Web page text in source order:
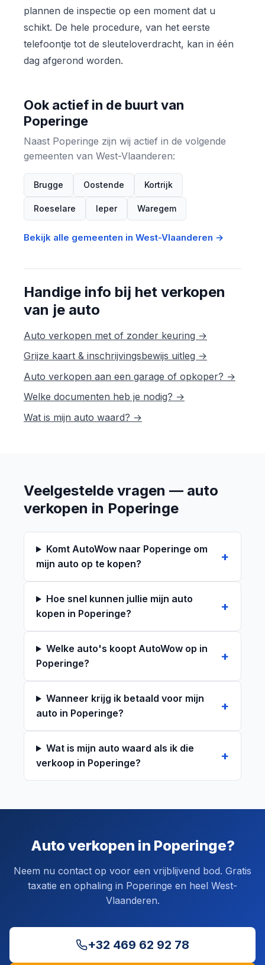
plannen de inspectie op een moment dat u
schikt. De hele procedure, van het eerste
telefoontje tot de sleuteloverdracht, kan in één
dag afgerond worden.
Ook actief in de buurt van
Poperinge
Naast Poperinge zijn wij actief in de volgende
gemeenten van West-Vlaanderen:
Brugge Oostende Kortrijk
Roeselare Ieper Waregem
Bekijk alle gemeenten in West-Vlaanderen →
Handige info bij het verkopen
van je auto
Auto verkopen met of zonder keuring →
Grijze kaart & inschrijvingsbewijs uitleg →
Auto verkopen aan een garage of opkoper? →
Welke documenten heb je nodig? →
Wat is mijn auto waard? →
Veelgestelde vragen — auto
verkopen in Poperinge
Komt AutoWow naar Poperinge om
mijn auto op te kopen?
Hoe snel kunnen jullie mijn auto
kopen in Poperinge?
Welke auto's koopt AutoWow op in
Poperinge?
Wanneer krijg ik betaald voor mijn
auto in Poperinge?
Wat is mijn auto waard als ik die
verkoop in Poperinge?
Auto verkopen in Poperinge?
Neem nu contact op voor een vrijblijvend bod. Gratis
taxatie en ophaling in Poperinge en heel West-
Vlaanderen.
+32 469 62 92 78